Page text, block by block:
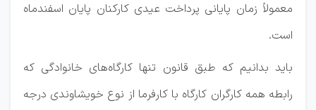
معمولاً زمان پایانی پرداخت عیدی کارکنان پایان اسفندماه
است.
باید بدانیم که طبق قانون تنها کارگاه‌های خانوادگی که
رابطه همه کارگران کارگاه با کارفرما از نوع خویشاوندی درجه